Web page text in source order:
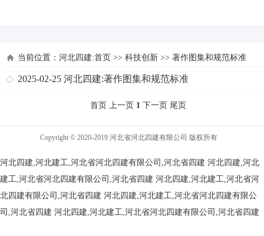
当前位置： 河北四建:首页 >> 科技创新 >> 著作图集和规范标准
2025-02-25 河北四建:著作图集和规范标准
首页 上一页 1 下一页 尾页
Copyright © 2020-2019 河北省河北四建有限公司 版权所有
河北四建,河北建工,河北省河北四建有限公司,河北省四建 河北四建,河北
建工,河北省河北四建有限公司,河北省四建 河北四建,河北建工,河北省河
北四建有限公司,河北省四建 河北四建,河北建工,河北省河北四建有限公
司,河北省四建 河北四建,河北建工,河北省河北四建有限公司,河北省四建